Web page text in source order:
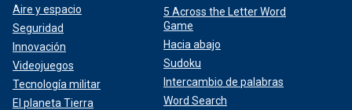
Aire y espacio
Seguridad
Innovación
Videojuegos
Tecnología militar
El planeta Tierra
5 Across the Letter Word
Game
Hacia abajo
Sudoku
Intercambio de palabras
Word Search